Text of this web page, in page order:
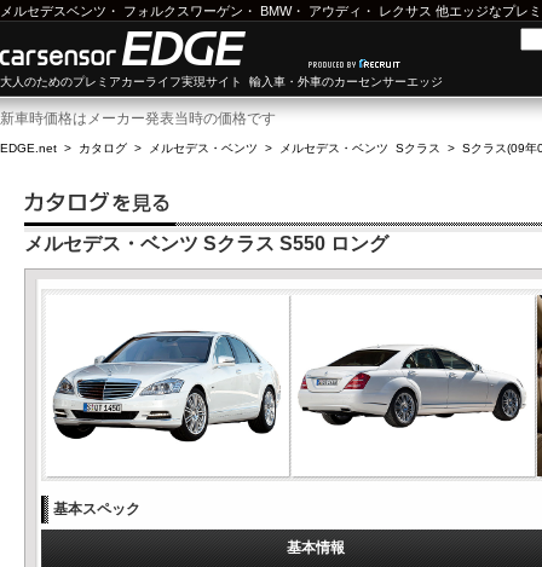
メルセデスベンツ ・ フォルクスワーゲン ・ BMW・ アウディ ・ レクサス 他エッジなプレ
大人のためのプレミアカーライフ実現サイト 輸入車・外車のカーセンサーエッジ
新車時価格はメーカー発表当時の価格です
EDGE.net > カタログ > メルセデス・ベンツ > メルセデス・ベンツ Sクラス > Sクラス(09年
メルセデス・ベンツ Sクラス S550 ロング
基本スペック
基本情報